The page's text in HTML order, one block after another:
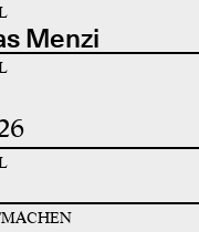
Menzi